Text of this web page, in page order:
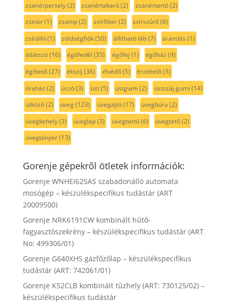
zsanérpersely(2) zsanértakaró(2) zsanértartó(2)
zsinór(1) zsomp(2) zsírfilter(2) zsírszűrő(6)
zsírálló(1) zöldségfiók(50) állítható láb(7) áramlás (1)
átlátszó(16) égőfedél (35) égőfej (1) égőház (9)
égőtető(27) ékszíj (36) élvédő(5) érzékelő(3)
óraház (2) úszó(3) üst(5) üstgumi (2) üstszáj gumi (14)
ütköző(2) üveg(123) üvegajtó(17) üvegbúra (2)
üvegkehely(3) üveglap(3) üvegtartó(6) üvegtető(2)
üvegtányér(13)
Gorenje gépekről ötletek információk:
Gorenje WNHEI62SAS szabadonálló automata
mosógép – készülékspecifikus tudástár (ART
20009500)
Gorenje NRK6191CW kombinált hűtő-
fagyasztószekrény – készülékspecifikus tudástár (ART
No: 499306/01)
Gorenje G640XHS gázfőzőlap – készülékspecifikus
tudástár (ART: 742061/01)
Gorenje K52CLB kombinált tűzhely (ART: 730125/02) –
készülékspecifikus tudástár